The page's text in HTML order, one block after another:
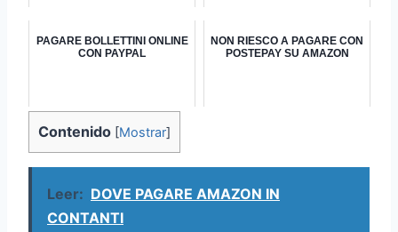
PAGARE BOLLETTINI ONLINE
CON PAYPAL
NON RIESCO A PAGARE CON
POSTEPAY SU AMAZON
Contenido [Mostrar]
Leer: DOVE PAGARE AMAZON IN
CONTANTI